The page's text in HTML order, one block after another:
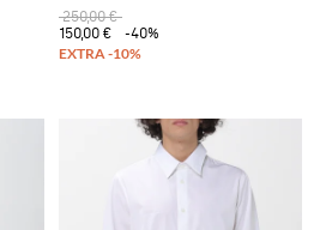
250,00 €
150,00 €
-40%